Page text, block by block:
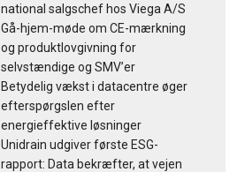
national salgschef hos Viega A/S
Gå-hjem-møde om CE-mærkning
og produktlovgivning for
selvstændige og SMV’er
Betydelig vækst i datacentre øger
efterspørgslen efter
energieffektive løsninger
Unidrain udgiver første ESG-
rapport: Data bekræfter, at vejen